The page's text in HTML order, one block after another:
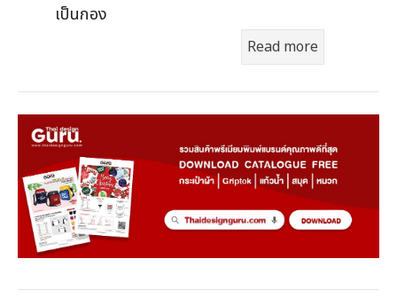
เป็นกอง
Read more